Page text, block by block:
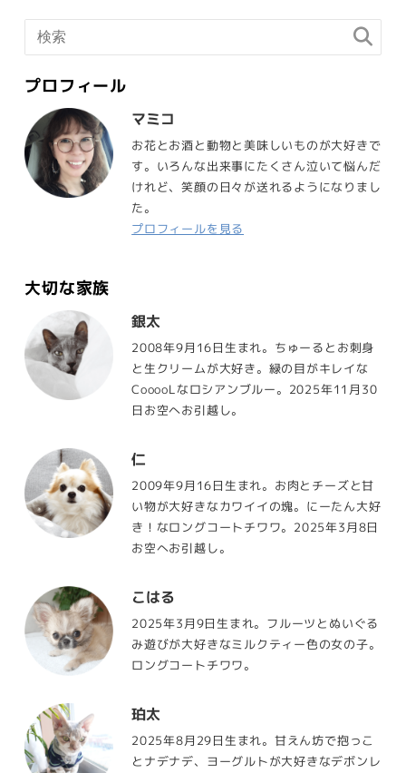
プロフィール
マミコ
お花とお酒と動物と美味しいものが大好きで
す。いろんな出来事にたくさん泣いて悩んだ
けれど、笑顔の日々が送れるようになりまし
た。
プロフィールを見る
大切な家族
銀太
2008年9月16日生まれ。ちゅーるとお刺身
と生クリームが大好き。緑の目がキレイな
CooooLなロシアンブルー。2025年11月30
日お空へお引越し。
仁
2009年9月16日生まれ。お肉とチーズと甘
い物が大好きなカワイイの塊。にーたん大好
き！なロングコートチワワ。2025年3月8日
お空へお引越し。
こはる
2025年3月9日生まれ。フルーツとぬいぐる
み遊びが大好きなミルクティー色の女の子。
ロングコートチワワ。
珀太
2025年8月29日生まれ。甘えん坊で抱っこ
とナデナデ、ヨーグルトが大好きなデボンレ